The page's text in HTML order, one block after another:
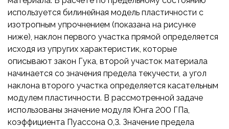
используется билинейная модель пластичности с
изотропным упрочнением (показана на рисунке
ниже), наклон первого участка прямой определяется
исходя из упругих характеристик, которые
описывают закон Гука, второй участок материала
начинается со значения предела текучести, а угол
наклона второго участка определяется касательным
модулем пластичности. В рассмотренной задаче
использованы значение модуля Юнга 200 ГПа,
коэффициента Пуассона 0,3. Значение предела